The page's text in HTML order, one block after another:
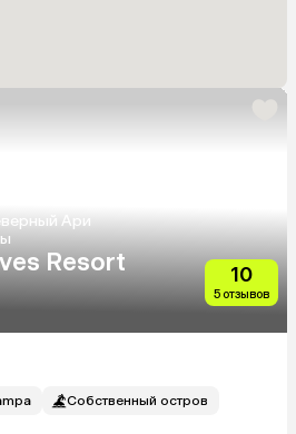
Ари
Resort
10
5 отзывов
Собственный остров